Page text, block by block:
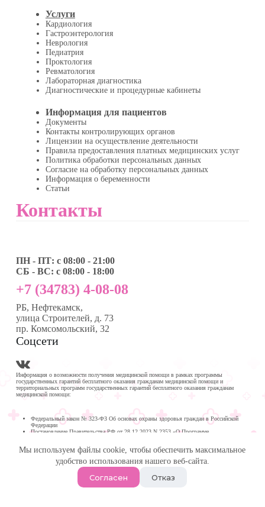
Мы используем файлы cookie, чтобы обеспечить максимальное
удобство использования нашего веб-сайта.
Согласен Отказ
Услуги
Кардиология
Гастроэнтерология
Неврология
Педиатрия
Проктология
Ревматология
Лабораторная диагностика
Диагностические и процедурные кабинеты
Информация для пациентов
Документы
Контакты контролирующих органов
Лицензии на осуществление деятельности
Правила предоставления платных медицинских услуг
Политика обработки персональных данных
Согласие на обработку персональных данных
Информация о беременности
Статьи
Контакты
ПН - ПТ: с 08:00 - 21:00
СБ - ВС: с 08:00 - 18:00
+7 (34783) 4-08-08
РБ, Нефтекамск,
улица Строителей, д. 73
пр. Комсомольский, 32
Соцсети
Информация о возможности получения медицинской помощи в рамках программы
государственных гарантий бесплатного оказания гражданам медицинской помощи и
территориальных программ государственных гарантий бесплатного оказания гражданам
медицинской помощи:
Федеральный закон № 323-ФЗ Об основах охраны здоровья граждан в Российской
Федерации
Постановление Правительства РФ от 28.12.2023 N 2353 «О Программе
Программа государственных гарантий бесплатного оказания гражданам медицинской
Республике Башкортостан на 2024 год и на плановый период 2025 и 2026 годов
Медика Плюс
| Многопрофильная клиника в